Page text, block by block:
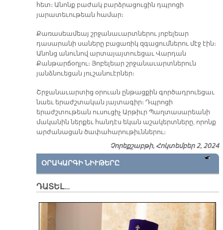
հետ։ Անոնք բաժակ բարձրացուցին դպրոցի
յարատեւութեան համար։
Քառասեամեայ շրջանաւարտներու յոբելեար
դասարանի սաները բացառիկ զգացումներու մէջ էին։
Անոնց անունով արտայայտուեցաւ Վարդան
Քանթարճօղլու։ Յոբելեար շրջանաւարտներուն
յանձնուեցան յուշանուէրներ։
Շրջանաւարտից օրուան ընթացքին գործադրուեցաւ
նաեւ երաժշտական յայտագիր։ Դպրոցի
երաժշտութեան ուսուցիչ Արթիւր Պաղտասարեանի
մականին ներքեւ հանդէս եկան աշակերտները, որոնք
արժանացան ծափահարութիւններու։
Չորեքշաբթի, Հոկտեմբեր 2, 2024
ՕՐԱԿԱՐԳԻ ՆԻՒԹԵՐԸ
ԴԱՏԵԼ…